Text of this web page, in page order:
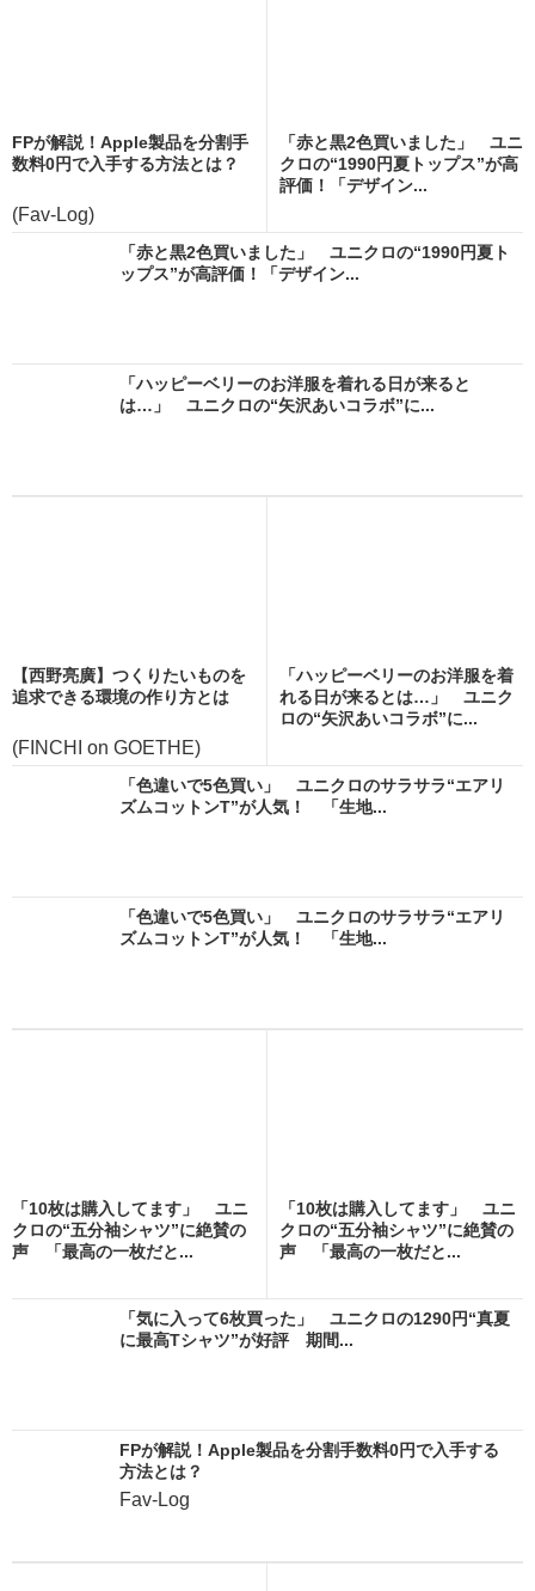
FPが解説！Apple製品を分割手
数料0円で入手する方法とは？
(Fav-Log)
「赤と黒2色買いました」 ユニ
クロの“1990円夏トップス”が高
評価！「デザイン...
「赤と黒2色買いました」 ユニクロの“1990円夏ト
ップス”が高評価！「デザイン...
「ハッピーベリーのお洋服を着れる日が来ると
は…」 ユニクロの“矢沢あいコラボ”に...
【西野亮廣】つくりたいものを
追求できる環境の作り方とは
(FINCHI on GOETHE)
「ハッピーベリーのお洋服を着
れる日が来るとは…」 ユニク
ロの“矢沢あいコラボ”に...
「色違いで5色買い」 ユニクロのサラサラ“エアリ
ズムコットンT”が人気！ 「生地...
「色違いで5色買い」 ユニクロのサラサラ“エアリ
ズムコットンT”が人気！ 「生地...
「10枚は購入してます」 ユニ
クロの“五分袖シャツ”に絶賛の
声 「最高の一枚だと...
「10枚は購入してます」 ユニ
クロの“五分袖シャツ”に絶賛の
声 「最高の一枚だと...
「気に入って6枚買った」 ユニクロの1290円“真夏
に最高Tシャツ”が好評 期間...
FPが解説！Apple製品を分割手数料0円で入手する
方法とは？
Fav-Log